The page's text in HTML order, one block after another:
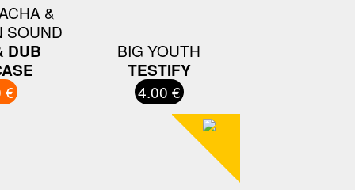
&
SOUND
DUB
€
BIG YOUTH
TESTIFY
4.00 €